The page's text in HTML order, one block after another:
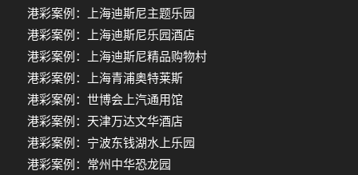
港彩案例：上海迪斯尼主题乐园
港彩案例：上海迪斯尼乐园酒店
港彩案例：上海迪斯尼精品购物村
港彩案例：上海青浦奥特莱斯
港彩案例：世博会上汽通用馆
港彩案例：天津万达文华酒店
港彩案例：宁波东钱湖水上乐园
港彩案例：常州中华恐龙园